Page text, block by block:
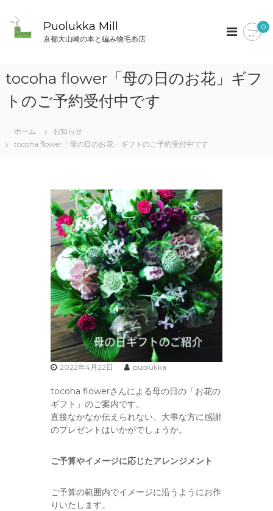
ス
Puolukka Mill
京都大山崎の本と編み物毛糸店
0
tocoha flower「母の日のお花」ギフ
トのご予約受付中です
ホーム
お知らせ
tocoha flower「母の日のお花」ギフトのご予約受付中です
2022年4月22日 puolukka
tocoha flowerさんによる母の日の「お花の
ギフト」のご案内です。
直接なかなか伝えられない、大事な方に感謝
のプレゼントはいかがでしょうか。
ご予算やイメージに応じたアレンジメント
ご予算の範囲内でイメージに沿うようにお作
りいたします。